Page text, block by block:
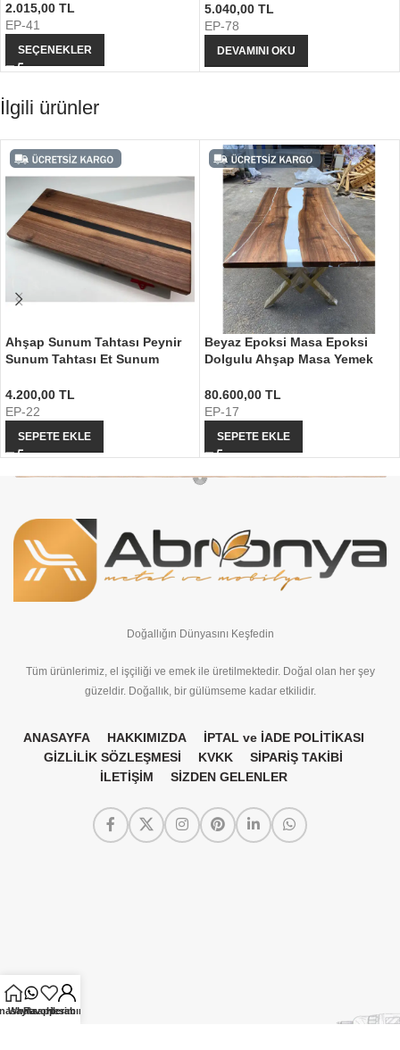
2.015,00 TL
EP-41
SEÇENEKLER
5.040,00 TL
EP-78
DEVAMINI OKU
İlgili ürünler
Ahşap Sunum Tahtası Peynir
Sunum Tahtası Et Sunum
4.200,00 TL
EP-22
SEPETE EKLE
Beyaz Epoksi Masa Epoksi
Dolgulu Ahşap Masa Yemek
80.600,00 TL
EP-17
SEPETE EKLE
Doğallığın Dünyasını Keşfedin
Tüm ürünlerimiz, el işçiliği ve emek ile üretilmektedir. Doğal olan her şey
güzeldir. Doğallık, bir gülümseme kadar etkilidir.
ANASAYFA HAKKIMIZDA
İPTAL ve İADE POLİTİKASI
GİZLİLİK SÖZLEŞMESİ
KVKK
SİPARİŞ TAKİBİ
İLETİŞİM
SİZDEN GELENLER
Whatsapp
Favorilerim
Hesabım